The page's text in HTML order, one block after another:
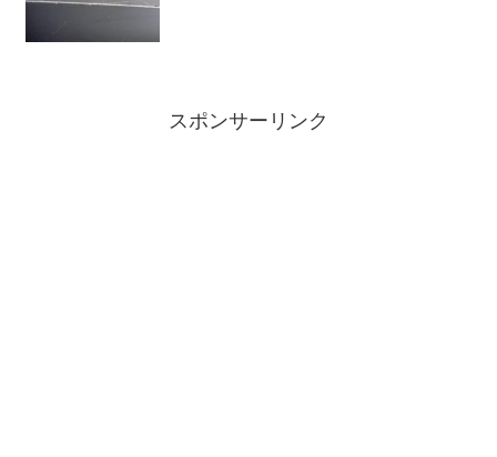
スポンサーリンク